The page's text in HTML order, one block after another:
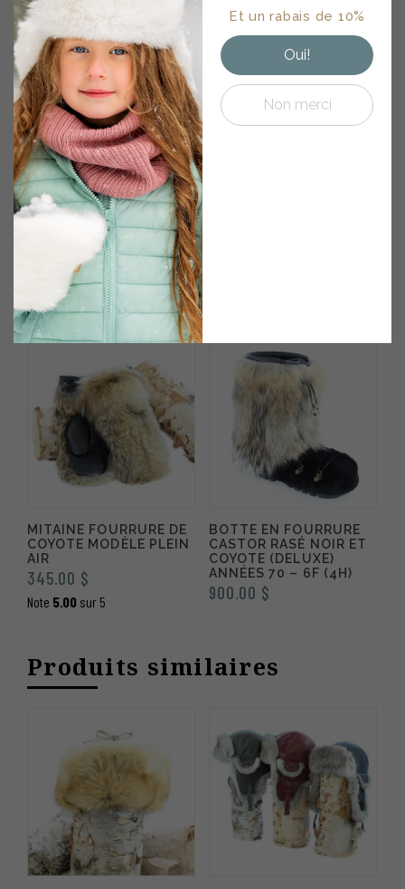
aussi…
BOTTE EN LOUP MARIN
NOIR ET COYOTE
ANNÉES 70
670.00
MITAINE FOURRURE DE
COYOTE MODÈLE PLEIN
AIR
345.00 $
Note 5.00 sur 5
BOTTE EN FOURRURE
CASTOR RASÉ NOIR ET
COYOTE (DELUXE)
ANNÉES 70 – 6F (4H)
900.00 $
Produits similaires
Et un rabais de 10%
Oui!
Non merci
d'entretiens • Offres
exclusives